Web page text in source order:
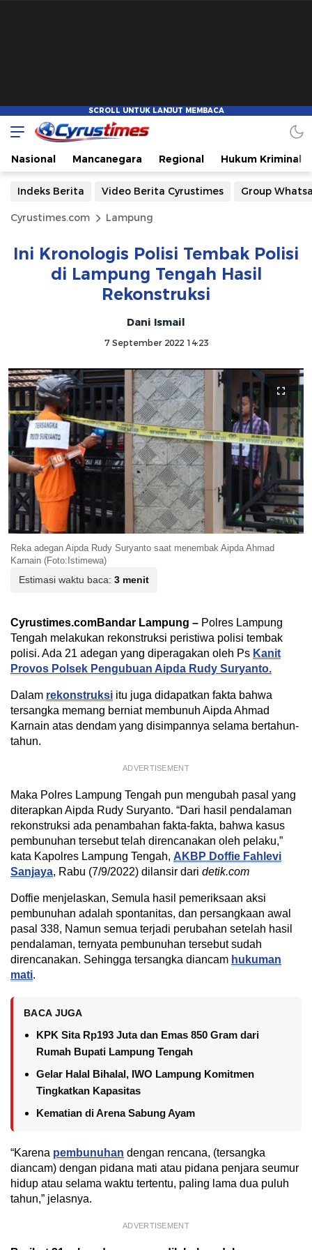
Nasional Mancanegara Regional Hukum Kriminal
Indeks Berita Video Berita Cyrustimes Group
Cyrustimes.com Lampung
Ini Kronologis Polisi Tembak Polisi
di Lampung Tengah Hasil
Rekonstruksi
Dani Ismail
7 September 2022 14:23
Reka adegan Aipda Rudy Suryanto saat menembak Aipda Ahmad
Karnain (Foto:Istimewa)
Estimasi waktu baca: 3 menit
Cyrustimes.comBandar Lampung – Polres Lampung
Tengah melakukan rekonstruksi peristiwa polisi tembak
polisi. Ada 21 adegan yang diperagakan oleh Ps Kanit
Provos Polsek Pengubuan Aipda Rudy Suryanto.
Dalam rekonstruksi itu juga didapatkan fakta bahwa
tersangka memang berniat membunuh Aipda Ahmad
Karnain atas dendam yang disimpannya selama bertahun-
tahun.
ADVERTISEMENT
Maka Polres Lampung Tengah pun mengubah pasal yang
diterapkan Aipda Rudy Suryanto. “Dari hasil pendalaman
rekonstruksi ada penambahan fakta-fakta, bahwa kasus
pembunuhan tersebut telah direncanakan oleh pelaku,”
kata Kapolres Lampung Tengah, AKBP Doffie Fahlevi
Sanjaya, Rabu (7/9/2022) dilansir dari detik.com
Doffie menjelaskan, Semula hasil pemeriksaan aksi
pembunuhan adalah spontanitas, dan persangkaan awal
pasal 338, Namun semua terjadi perubahan setelah hasil
pendalaman, ternyata pembunuhan tersebut sudah
direncanakan. Sehingga tersangka diancam hukuman
mati.
BACA JUGA
KPK Sita Rp193 Juta dan Emas 850 Gram dari
Rumah Bupati Lampung Tengah
Gelar Halal Bihalal, IWO Lampung Komitmen
Tingkatkan Kapasitas
Kematian di Arena Sabung Ayam
“Karena pembunuhan dengan rencana, (tersangka
diancam) dengan pidana mati atau pidana penjara seumur
hidup atau selama waktu tertentu, paling lama dua puluh
tahun,” jelasnya.
ADVERTISEMENT